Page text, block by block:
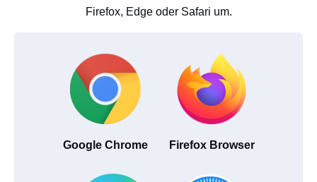
Firefox, Edge oder Safari um.
Google Chrome Firefox Browser